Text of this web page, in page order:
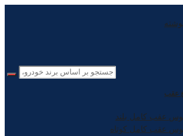
عقب
عقب کامل بلند
عقب کامل کوتاه